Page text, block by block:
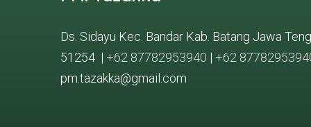
Ds. Sidayu Kec. Bandar Kab. Batang Jawa
51254 | +62 87782953940 | +62
pm.tazakka@gmail.com